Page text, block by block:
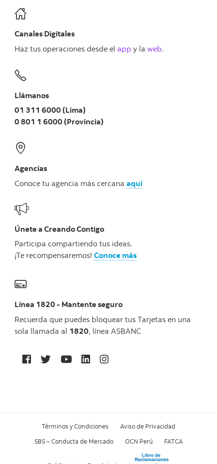
Canales Digitales
Haz tus operaciones desde el app y la web.
Llámanos
01 311 6000 (Lima)
0 801 1 6000 (Provincia)
Agencias
Conoce tu agencia más cercana aquí
Únete a Creando Contigo
Participa compartiendo tus ideas.
¡Te recompensaremos! Conoce más
Línea 1820 - Mantente seguro
Recuerda que puedes bloquear tus Tarjetas en una
sola llamada al 1820, línea ASBANC
Términos y Condiciones Aviso de Privacidad
SBS – Conducta de Mercado OCN Perú FATCA